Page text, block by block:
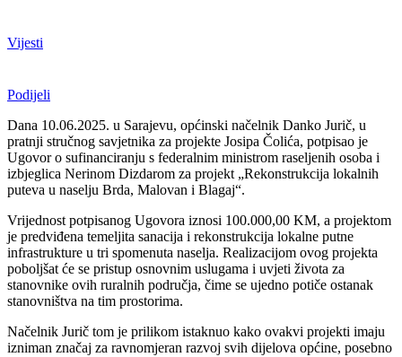
Vijesti
Podijeli
Dana 10.06.2025. u Sarajevu, općinski načelnik Danko Jurič, u
pratnji stručnog savjetnika za projekte Josipa Čolića, potpisao je
Ugovor o sufinanciranju s federalnim ministrom raseljenih osoba i
izbjeglica Nerinom Dizdarom za projekt „Rekonstrukcija lokalnih
puteva u naselju Brda, Malovan i Blagaj“.
Vrijednost potpisanog Ugovora iznosi 100.000,00 KM, a projektom
je predviđena temeljita sanacija i rekonstrukcija lokalne putne
infrastrukture u tri spomenuta naselja. Realizacijom ovog projekta
poboljšat će se pristup osnovnim uslugama i uvjeti života za
stanovnike ovih ruralnih područja, čime se ujedno potiče ostanak
stanovništva na tim prostorima.
Načelnik Jurič tom je prilikom istaknuo kako ovakvi projekti imaju
izniman značaj za ravnomjeran razvoj svih dijelova općine, posebno